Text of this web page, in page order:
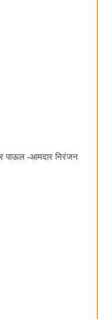
पाऊल -आमदार निरंजन